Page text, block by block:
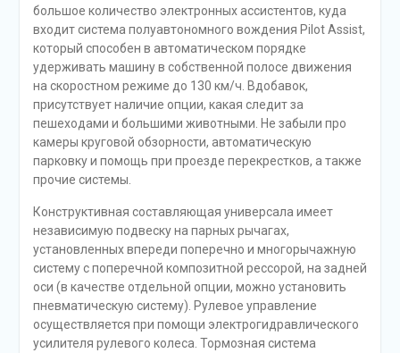
большое количество электронных ассистентов, куда
входит система полуавтономного вождения Pilot Assist,
который способен в автоматическом порядке
удерживать машину в собственной полосе движения
на скоростном режиме до 130 км/ч. Вдобавок,
присутствует наличие опции, какая следит за
пешеходами и большими животными. Не забыли про
камеры круговой обзорности, автоматическую
парковку и помощь при проезде перекрестков, а также
прочие системы.
Конструктивная составляющая универсала имеет
независимую подвеску на парных рычагах,
установленных впереди поперечно и многорычажную
систему с поперечной композитной рессорой, на задней
оси (в качестве отдельной опции, можно установить
пневматическую систему). Рулевое управление
осуществляется при помощи электрогидравлического
усилителя рулевого колеса. Тормозная система